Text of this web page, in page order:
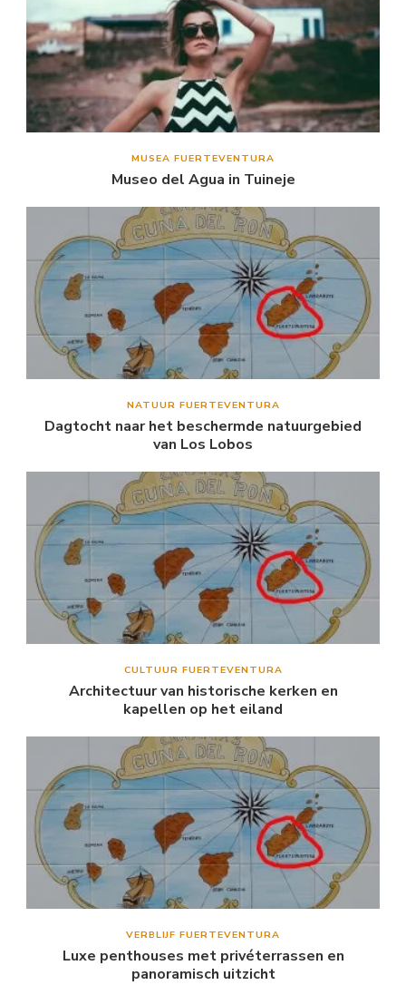
MUSEA FUERTEVENTURA
Museo del Agua in Tuineje
NATUUR FUERTEVENTURA
Dagtocht naar het beschermde natuurgebied
van Los Lobos
CULTUUR FUERTEVENTURA
Architectuur van historische kerken en
kapellen op het eiland
VERBLIJF FUERTEVENTURA
Luxe penthouses met privéterrassen en
panoramisch uitzicht